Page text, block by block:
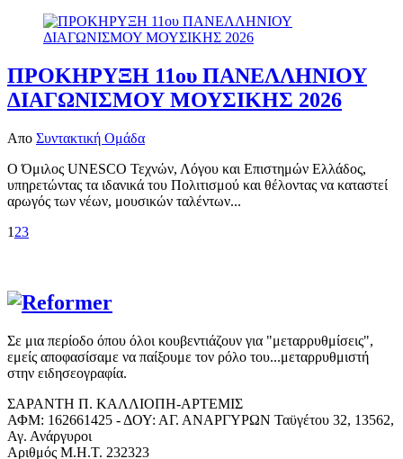
ΠΡΟΚΗΡΥΞΗ 11ου ΠΑΝΕΛΛΗΝΙΟΥ
ΔΙΑΓΩΝΙΣΜΟΥ ΜΟΥΣΙΚΗΣ 2026
Απο Συντακτική Ομάδα
Ο Όμιλος UNESCO Τεχνών, Λόγου και Επιστημών Ελλάδος,
υπηρετώντας τα ιδανικά του Πολιτισμού και θέλοντας να καταστεί
αρωγός των νέων, μουσικών ταλέντων...
1 23
Σε μια περίοδο όπου όλοι κουβεντιάζουν για "μεταρρυθμίσεις",
εμείς αποφασίσαμε να παίξουμε τον ρόλο του...μεταρρυθμιστή
στην ειδησεογραφία.
ΣΑΡΑΝΤΗ Π. ΚΑΛΛΙΟΠΗ-ΑΡΤΕΜΙΣ
ΑΦΜ: 162661425 - ΔΟΥ: ΑΓ. ΑΝΑΡΓΥΡΩΝ Ταϋγέτου 32, 13562,
Αγ. Ανάργυροι
Αριθμός Μ.Η.Τ. 232323